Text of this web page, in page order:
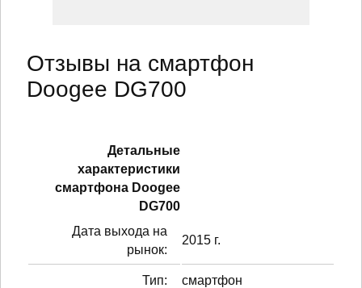
Отзывы на смартфон
Doogee DG700
Детальные
характеристики
смартфонa Doogee
DG700
Дата выхода на
рынок:
2015 г.
Тип: смартфон